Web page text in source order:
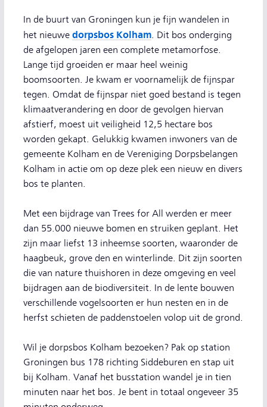
In de buurt van Groningen kun je fijn wandelen in
het nieuwe dorpsbos Kolham. Dit bos onderging
de afgelopen jaren een complete metamorfose.
Lange tijd groeiden er maar heel weinig
boomsoorten. Je kwam er voornamelijk de fijnspar
tegen. Omdat de fijnspar niet goed bestand is tegen
klimaatverandering en door de gevolgen hiervan
afstierf, moest uit veiligheid 12,5 hectare bos
worden gekapt. Gelukkig kwamen inwoners van de
gemeente Kolham en de Vereniging Dorpsbelangen
Kolham in actie om op deze plek een nieuw en divers
bos te planten.
Met een bijdrage van Trees for All werden er meer
dan 55.000 nieuwe bomen en struiken geplant. Het
zijn maar liefst 13 inheemse soorten, waaronder de
haagbeuk, grove den en winterlinde. Dit zijn soorten
die van nature thuishoren in deze omgeving en veel
bijdragen aan de biodiversiteit. In de lente bouwen
verschillende vogelsoorten er hun nesten en in de
herfst schieten de paddenstoelen volop uit de grond.
Wil je dorpsbos Kolham bezoeken? Pak op station
Groningen bus 178 richting Siddeburen en stap uit
bij Kolham. Vanaf het busstation wandel je in tien
minuten naar het bos. Je bent in totaal ongeveer 35